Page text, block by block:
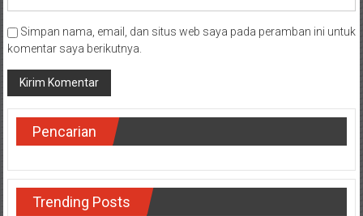
Simpan nama, email, dan situs web saya pada peramban ini untuk
komentar saya berikutnya.
Pencarian
Trending Posts